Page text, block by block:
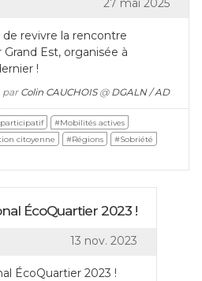
revivre la rencontre
Est, organisée à
!
parColin CAUCHOIS @DGALN / AD
#Mobilités actives
citoyenne #Régions
#Sobriété
ÉcoQuartier 2023 !
13 nov. 2023
ÉcoQuartier 2023 !